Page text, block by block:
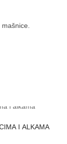
I ALKAMA